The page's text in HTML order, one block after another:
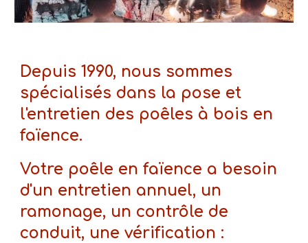
Depuis 1990, nous sommes
spécialisés dans la pose et
l'entretien des poêles à bois en
faïence.
Votre poêle en faïence a besoin
d'un entretien annuel, un
ramonage, un contrôle de
conduit, une vérification :